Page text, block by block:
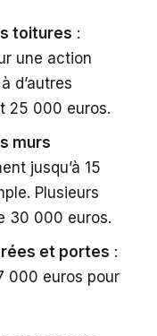
toitures :
une action
d’autres
25 000 euros.
murs
jusqu’à 15
Plusieurs
30 000 euros.
et portes :
000 euros pour